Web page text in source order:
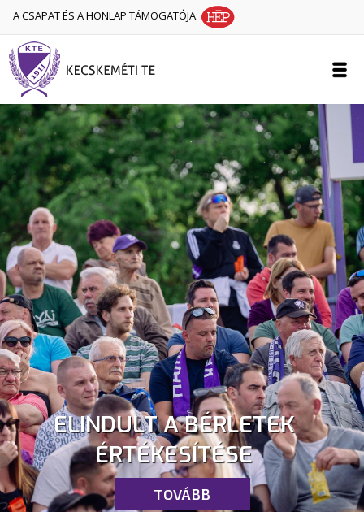
A CSAPAT ÉS A HONLAP TÁMOGATÓJA:
ELINDULT A BÉRLETEK
ÉRTÉKESÍTÉSE
TOVÁBB